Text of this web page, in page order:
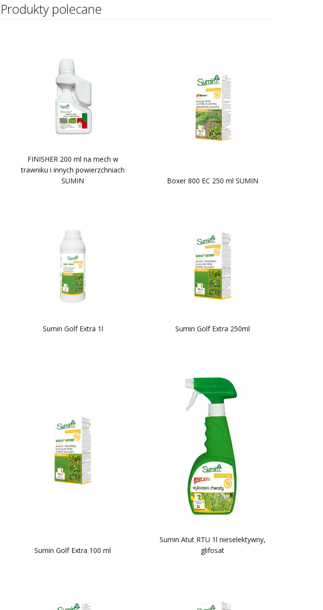
Produkty polecane
FINISHER 200 ml na mech w
trawniku i innych powierzchniach
SUMIN
Boxer 800 EC 250 ml SUMIN
Sumin Golf Extra 1l Sumin Golf Extra 250ml
Sumin Golf Extra 100 ml
Sumin Atut RTU 1l nieselektywny,
glifosat